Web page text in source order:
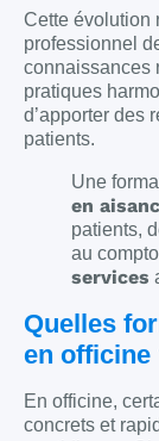
Cette évolution
professionnel
connaissances
pratiques
d’apporter des
patients.
Une
en
patients,
au
services
Quelles
en officine
En officine,
concrets et